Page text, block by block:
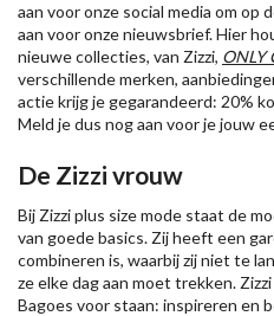
aan voor onze social media om op
aan voor onze nieuwsbrief. Hier
nieuwe collecties, van Zizzi, ONLY
verschillende merken,
actie krijg je gegarandeerd: 20%
Meld je dus nog aan voor je jouw
De Zizzi vrouw
Bij Zizzi plus size mode staat de
van goede basics. Zij heeft een
combineren is, waarbij zij niet te
ze elke dag aan moet trekken.
Bagoes voor staan: inspireren en